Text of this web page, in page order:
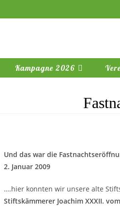
Kampagne 2026
Und das war die
2. Januar 2009
….hier konnten wir unsere alte
Stiftskämmerer Joachim XXXII.